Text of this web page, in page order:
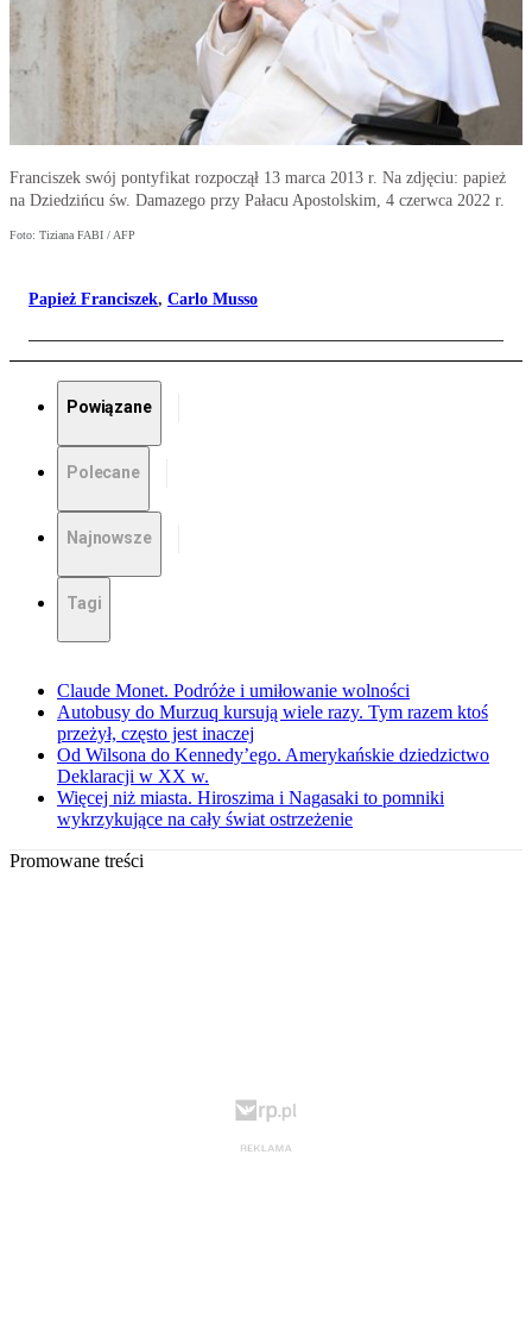
Franciszek swój pontyfikat rozpoczął 13 marca 2013 r. Na zdjęciu: papież
na Dziedzińcu św. Damazego przy Pałacu Apostolskim, 4 czerwca 2022 r.
Foto: Tiziana FABI / AFP
Papież Franciszek, Carlo Musso
Powiązane
Polecane
Najnowsze
Tagi
Claude Monet. Podróże i umiłowanie wolności
Autobusy do Murzuq kursują wiele razy. Tym razem ktoś
przeżył, często jest inaczej
Od Wilsona do Kennedy’ego. Amerykańskie dziedzictwo
Deklaracji w XX w.
Więcej niż miasta. Hiroszima i Nagasaki to pomniki
wykrzykujące na cały świat ostrzeżenie
Promowane treści